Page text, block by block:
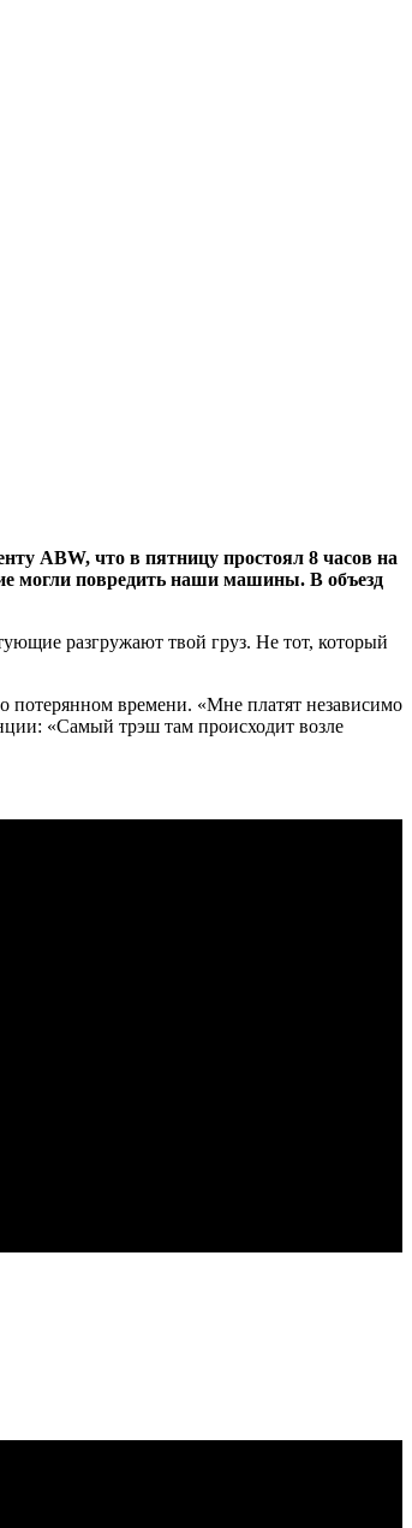
ABW, что в пятницу простоял 8 часов на
могли повредить наши машины. В объезд
разгружают твой груз. Не тот, который
потерянном времени. «Мне платят независимо
«Самый трэш там происходит возле